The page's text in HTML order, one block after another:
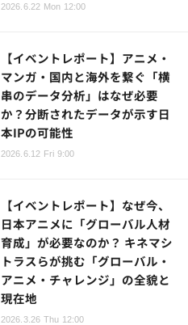
2026.6.22 Mon 12:00
【イベントレポート】アニメ・
マンガ・国内と海外を繋ぐ「横
串のデータ分析」はなぜ必要
か？分断されたデータが示す日
本IPの可能性
2026.6.12 Fri 9:00
【イベントレポート】なぜ今、
日本アニメに「グローバル人材
育成」が必要なのか？ キネマシ
トラスらが挑む「グローバル・
アニメ・チャレンジ」の全貌と
現在地
2026.3.26 Thu 12:00